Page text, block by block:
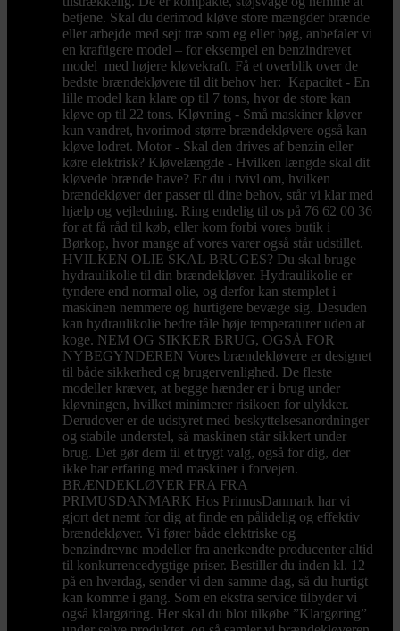
betjene. Skal du derimod kløve store mængder brænde
eller arbejde med sejt træ som eg eller bøg, anbefaler vi
en kraftigere model – for eksempel en benzindrevet
model med højere kløvekraft. Få et overblik over de
bedste brændekløvere til dit behov her: Kapacitet - En
lille model kan klare op til 7 tons, hvor de store kan
kløve op til 22 tons. Kløvning - Små maskiner kløver
kun vandret, hvorimod større brændekløvere også kan
kløve lodret. Motor - Skal den drives af benzin eller
køre elektrisk? Kløvelængde - Hvilken længde skal dit
kløvede brænde have? Er du i tvivl om, hvilken
brændekløver der passer til dine behov, står vi klar med
hjælp og vejledning. Ring endelig til os på 76 62 00 36
for at få råd til køb, eller kom forbi vores butik i
Børkop, hvor mange af vores varer også står udstillet.
HVILKEN OLIE SKAL BRUGES? Du skal bruge
hydraulikolie til din brændekløver. Hydraulikolie er
tyndere end normal olie, og derfor kan stemplet i
maskinen nemmere og hurtigere bevæge sig. Desuden
kan hydraulikolie bedre tåle høje temperaturer uden at
koge. NEM OG SIKKER BRUG, OGSÅ FOR
NYBEGYNDEREN Vores brændekløvere er designet
til både sikkerhed og brugervenlighed. De fleste
modeller kræver, at begge hænder er i brug under
kløvningen, hvilket minimerer risikoen for ulykker.
Derudover er de udstyret med beskyttelsesanordninger
og stabile understel, så maskinen står sikkert under
brug. Det gør dem til et trygt valg, også for dig, der
ikke har erfaring med maskiner i forvejen.
BRÆNDEKLØVER FRA FRA
PRIMUSDANMARK Hos PrimusDanmark har vi
gjort det nemt for dig at finde en pålidelig og effektiv
brændekløver. Vi fører både elektriske og
benzindrevne modeller fra anerkendte producenter altid
til konkurrencedygtige priser. Bestiller du inden kl. 12
på en hverdag, sender vi den samme dag, så du hurtigt
kan komme i gang. Som en ekstra service tilbyder vi
også klargøring. Her skal du blot tilkøbe ”Klargøring”